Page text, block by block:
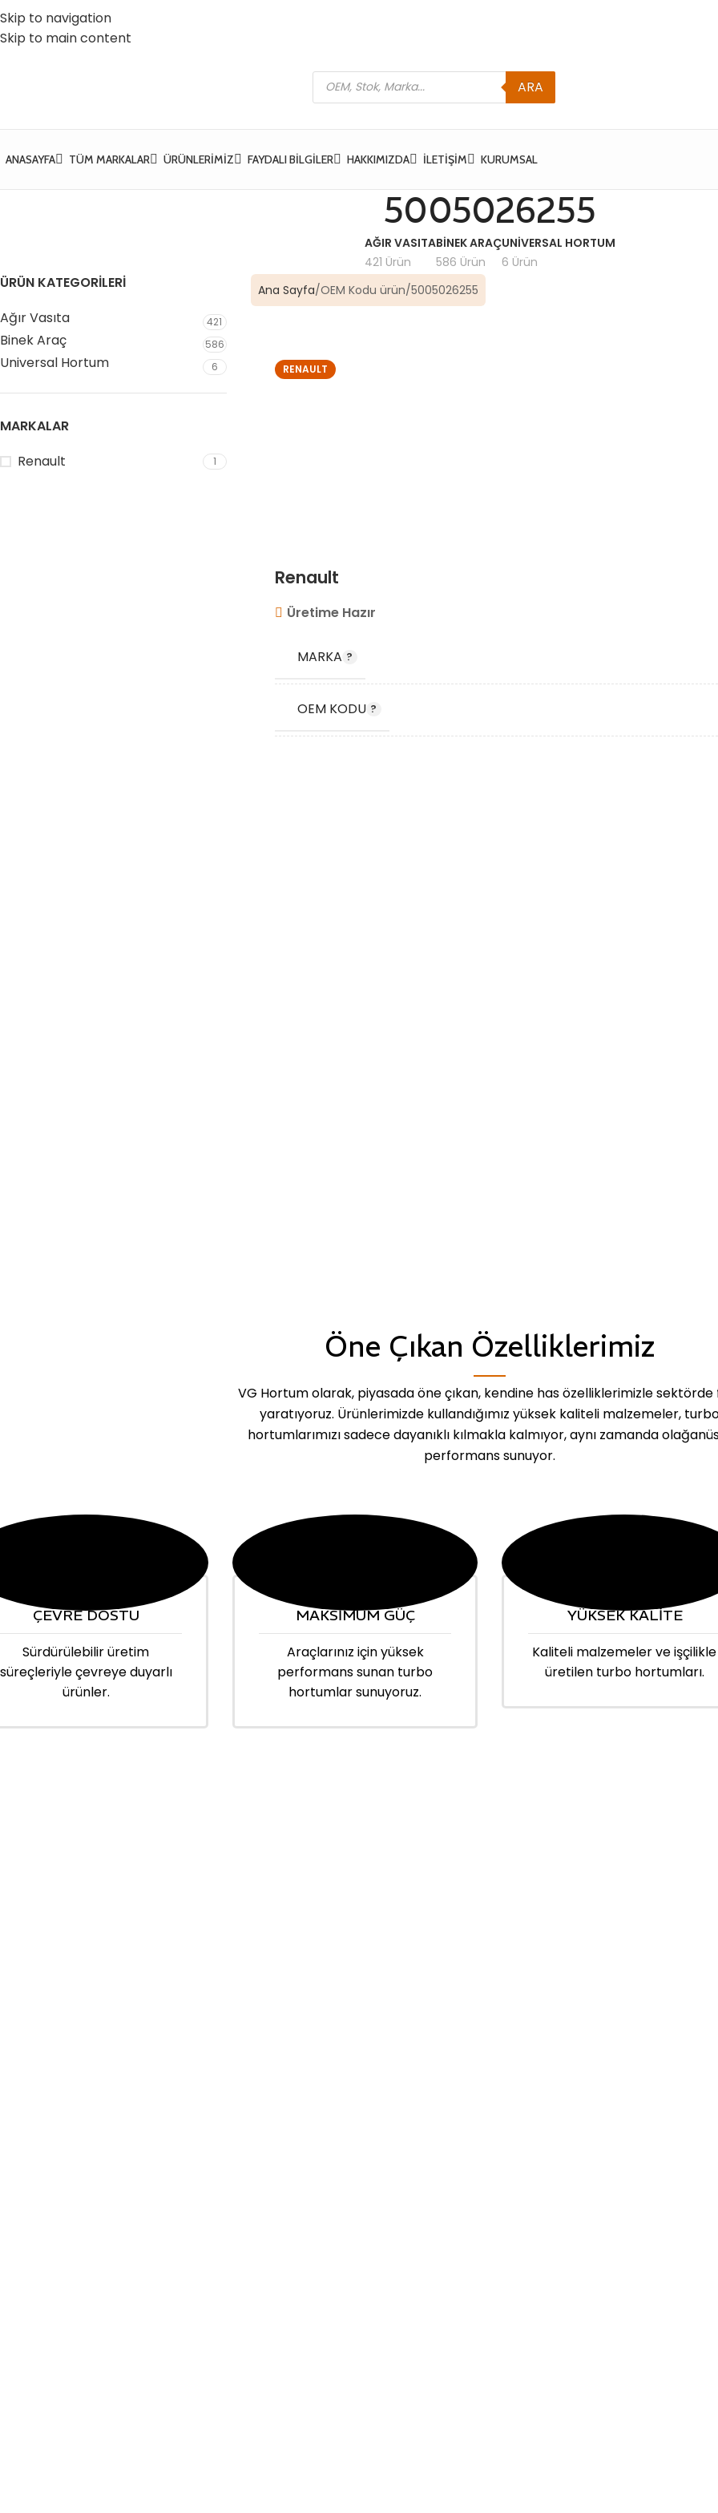
Skip to navigation
Skip to main content
Vatan Mh. Kızılcık Sk. No:37 Yıldırım / Bursa
ARA
ANASAYFA TÜM MARKALAR ÜRÜNLERIMIZ FAYDALI BILGILER HAKKIMIZDA İLETIŞIM KURUMSAL
5005026255
AĞIR VASITA
421 Ürün
BINEK ARAÇ
586 Ürün
UNIVERSAL HORTUM
6 Ürün
ÜRÜN KATEGORİLERİ
Ağır Vasıta
421
Binek Araç 586
Universal Hortum 6
MARKALAR
Renault
1
Ana Sayfa OEM Kodu ürün 5005026255
RENAULT
Renault
Üretime Hazır
MARKA
OEM KODU
Öne Çıkan Özelliklerimiz
VG Hortum olarak, piyasada öne çıkan, kendine has özelliklerimizle
yaratıyoruz. Ürünlerimizde kullandığımız yüksek kaliteli malzemeler,
hortumlarımızı sadece dayanıklı kılmakla kalmıyor, aynı zamanda
performans sunuyor.
ÇEVRE DOSTU
Sürdürülebilir üretim
süreçleriyle çevreye duyarlı
ürünler.
MAKSİMUM GÜÇ
Araçlarınız için yüksek
performans sunan turbo
hortumlar sunuyoruz.
YÜKSEK KALİTE
Kaliteli malzemeler ve işçilikle
üretilen turbo hortumları.